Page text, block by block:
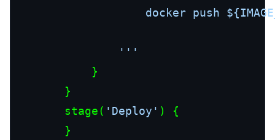
docker push
                '''
            }
        }
        stage(
'Deploy' ) {
        }